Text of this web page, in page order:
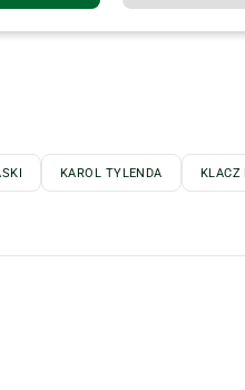
KAROL TYLENDA KLACZ